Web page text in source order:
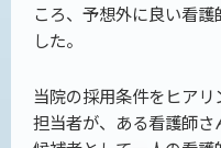
ころ、予想外に良い看
した。
当院の採用条件をヒア
担当者が、ある看護師さ